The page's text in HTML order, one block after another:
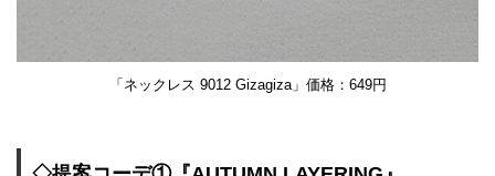
「ネックレス 9012 Gizagiza」価格：649円